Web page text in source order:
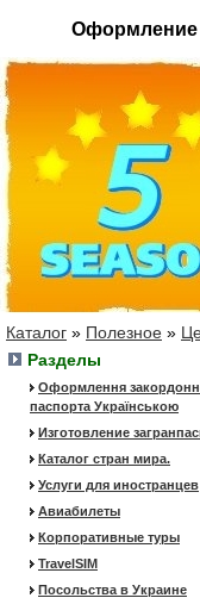
Оформление
Каталог » Полезное »
Разделы
Оформлення
паспорта Українською
Изготовление
Каталог стран мира.
Услуги для иностранцев
Авиабилеты
Корпоративные туры
TravelSIM
Посольства в Украине